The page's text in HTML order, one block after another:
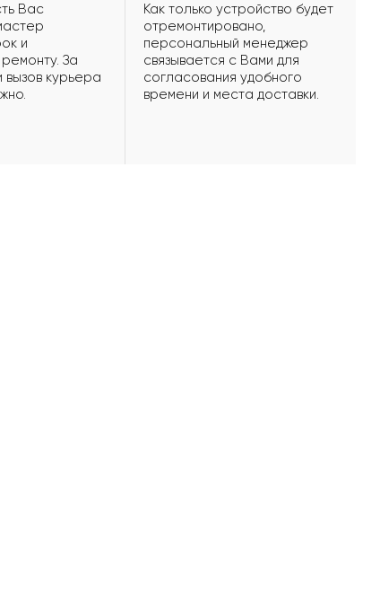
Вас
и
За
вызов курьера
Как только устройство будет
отремонтировано,
персональный менеджер
связывается с Вами для
согласования удобного
времени и места доставки.